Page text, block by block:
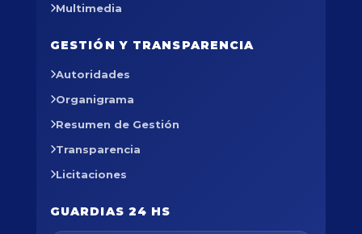
Multimedia
GESTIÓN Y TRANSPARENCIA
Autoridades
Organigrama
Resumen de Gestión
Transparencia
Licitaciones
GUARDIAS 24 HS